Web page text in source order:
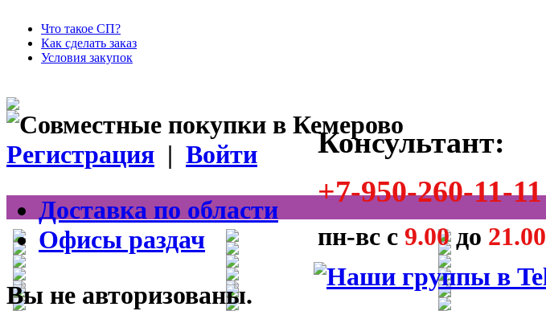
Что такое СП?
Как сделать заказ
Условия закупок
Консультант:
+7-950-260-11-11
пн-вс с 9.00до 21.00
Регистрация | Войти
Доставка по области
Офисы раздач
Вы не авторизованы.